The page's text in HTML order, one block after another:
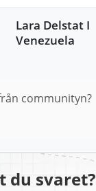
Lara Delstat I
Venezuela
communityn?
du svaret?